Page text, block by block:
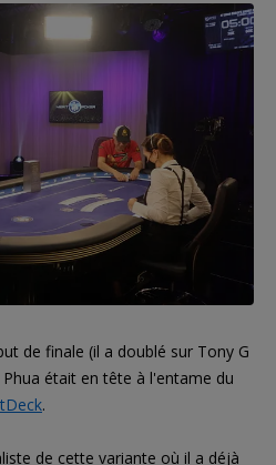
de finale (il a doublé sur Tony G
était en tête à l'entame du
.
de cette variante où il a déjà